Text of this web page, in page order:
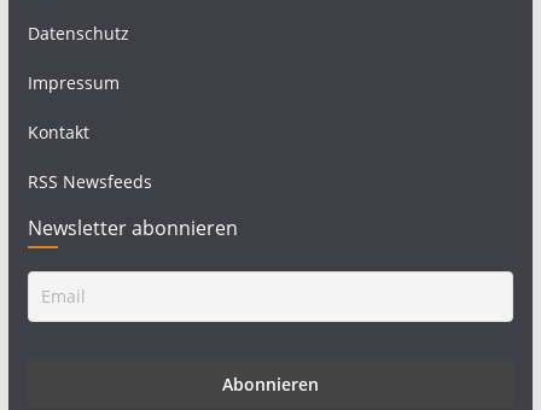
Datenschutz
Impressum
Kontakt
RSS Newsfeeds
Newsletter abonnieren